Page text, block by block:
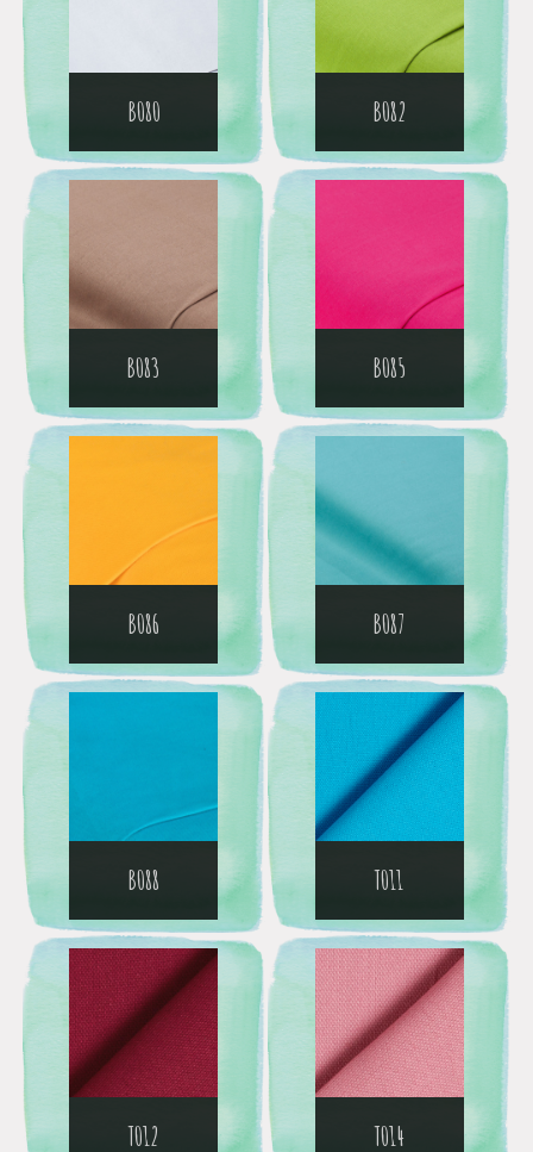
B080 B082
B083 B085
B086 B087
B088 T011
T012 T014